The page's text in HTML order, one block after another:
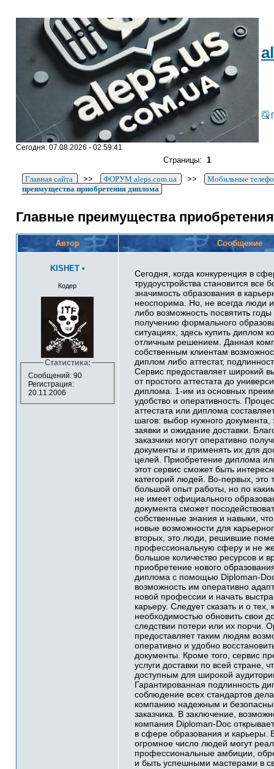
Сегодня: 07.08.2026 - 02:59:41
Страницы: 1
Главная сайта >> ФОРУМ aleps.com.ua >>
Мобильные
преимущества приобретения диплома
Главные преимущества
Автор Сообщение
KISHET •
Кодер
Статистика:
Сообщений: 90
Регистрация:
20.11.2006
Сегодня, когда конкуренция в
трудоустройства становится все
значимость образования в
неоспорима. Но, не всегда люди
либо возможность посвятить
получению формального
ситуациях, здесь купить диплом
отличным решением. Данная
собственным клиентам
диплом либо аттестат,
Сервис предоставляет широкий
от простого аттестата до
диплома. 1-им из основных
удобство и оперативность.
аттестата или диплома
шагов: выбор нужного документа,
заявки и ожидание доставки.
заказчики могут оперативно
документы и применять их для
целей. Приобретение диплома
этот сервис сможет быть
категорий людей. Во-первых, это
большой опыт работы, но по
не имеет официального
документа сможет
собственные знания и навыки,
новые возможности для
вторых, это люди, решившие
профессиональную сферу и не
большое количество ресурсов и
приобретение нового
диплома с помощью Diploman-
возможность им оперативно
новой профессии и начать
карьеру. Следует сказать и о тех,
необходимостью обновить свои
следствии потери или их порчи.
предоставляет таким людям
оперативно и удобно
документы. Кроме того, сервис
услуги доставки по всей стране,
доступным для широкой
Гарантированная подлинность
соблюдение всех стандартов
компанию надежным и
заказчика. В заключение,
компания Diploman-Doc
в сфере образования и карьеры.
огромное число людей могут
профессиональные амбиции,
и быть успешными мастерами в